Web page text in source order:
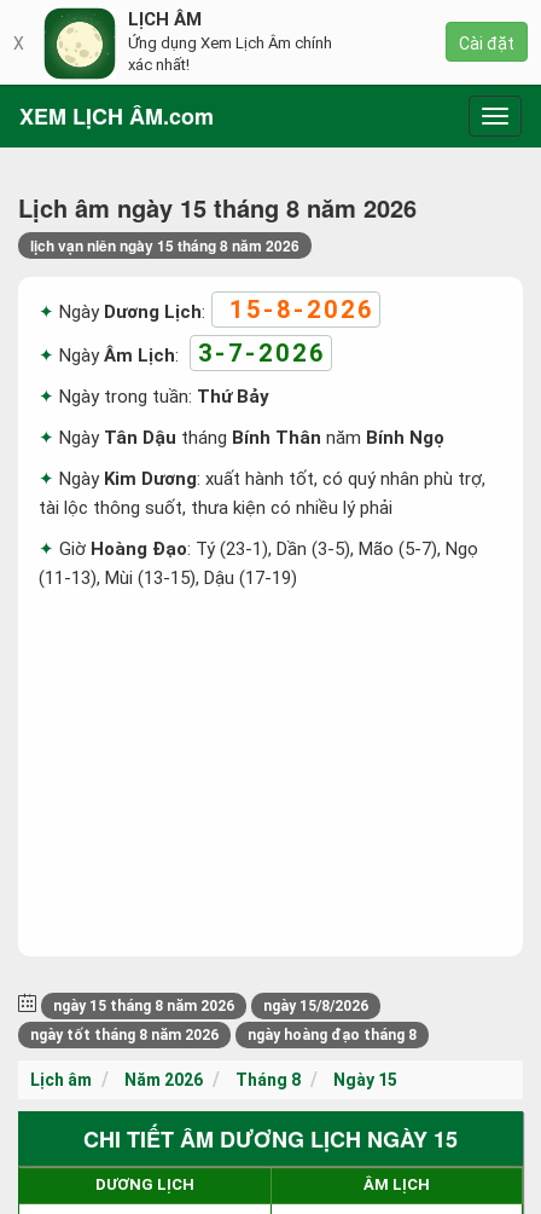
XEM LỊCH ÂM.com
Lịch âm ngày 15 tháng 8 năm 2026
lịch vạn niên ngày 15 tháng 8 năm 2026
Ngày Dương Lịch: 15-8-2026
NgàyÂm Lịch: 3-7-2026
Ngày trong tuần: Thứ Bảy
Ngày Tân Dậu tháng Bính Thân năm Bính Ngọ
Ngày Kim Dương: xuất hành tốt, có quý nhân phù trợ,
tài lộc thông suốt, thưa kiện có nhiều lý phải
Giờ Hoàng Đạo: Tý (23-1), Dần (3-5), Mão (5-7), Ngọ
(11-13), Mùi (13-15), Dậu (17-19)
ngày 15 tháng 8 năm 2026
ngày 15/8/2026
ngày tốt tháng 8 năm 2026
ngày hoàng đạo tháng 8
Lịch âm Năm 2026 Tháng 8 Ngày 15
CHI TIẾT ÂM DƯƠNG LỊCH NGÀY 15
DƯƠNG LỊCH ÂM LỊCH
X
LỊCH ÂM
Ứng dụng Xem Lịch Âm chính
xác nhất!
Cài đặt